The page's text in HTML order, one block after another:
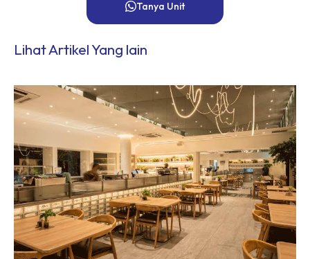
Tanya Unit
Lihat Artikel Yang lain